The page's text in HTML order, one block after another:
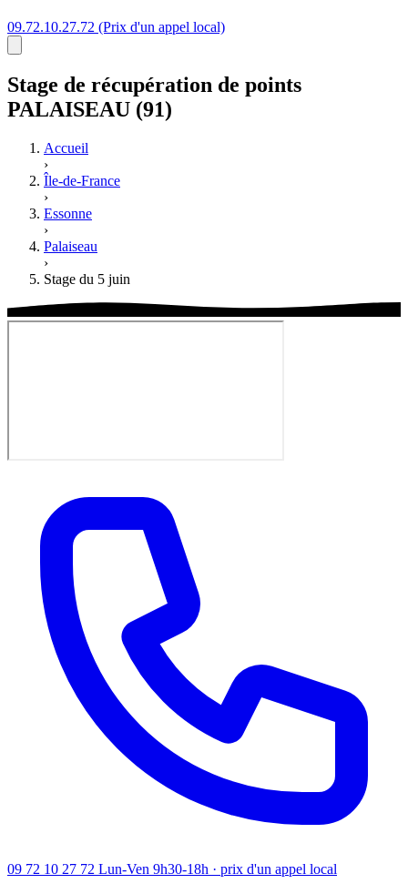
09.72.10.27.72 (Prix d'un appel local)
Stage de récupération de points
PALAISEAU (91)
Accueil
›
Île-de-France
›
Essonne
›
Palaiseau
›
Stage du 5 juin
09 72 10 27 72 Lun-Ven 9h30-18h · prix d'un appel local